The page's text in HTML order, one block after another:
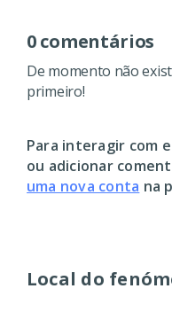
Local do
0 comentários
De momento não
primeiro!
Para interagir com
ou adicionar
uma nova conta na